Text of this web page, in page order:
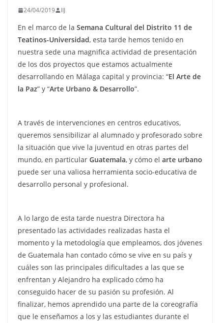
24/04/2019 IIJ
En el marco de la Semana Cultural del Distrito 11 de
Teatinos-Universidad, esta tarde hemos tenido en
nuestra sede una magnifica actividad de presentación
de los dos proyectos que estamos actualmente
desarrollando en Málaga capital y provincia: “El Arte de
la Paz” y “Arte Urbano & Desarrollo”.
A través de intervenciones en centros educativos,
queremos sensibilizar al alumnado y profesorado sobre
la situación que vive la juventud en otras partes del
mundo, en particular Guatemala, y cómo el arte urbano
puede ser una valiosa herramienta socio-educativa de
desarrollo personal y profesional.
A lo largo de esta tarde nuestra Directora ha
presentado las actividades realizadas hasta el
momento y la metodología que empleamos, dos jóvenes
de Guatemala han contado cómo se vive en su país y
cuáles son las principales dificultades a las que se
enfrentan y Alejandro ha explicado cómo ha
conseguido hacer de su pasión su profesión. Al
finalizar, hemos aprendido una parte de la coreografía
que le enseñamos a los y las estudiantes durante el